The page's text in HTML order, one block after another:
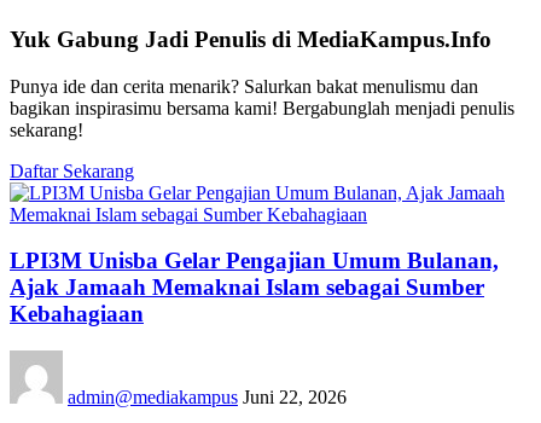
Yuk Gabung Jadi Penulis di MediaKampus.Info
Punya ide dan cerita menarik? Salurkan bakat menulismu dan
bagikan inspirasimu bersama kami! Bergabunglah menjadi penulis
sekarang!
Daftar Sekarang
LPI3M Unisba Gelar Pengajian Umum Bulanan,
Ajak Jamaah Memaknai Islam sebagai Sumber
Kebahagiaan
admin@mediakampus Juni 22, 2026